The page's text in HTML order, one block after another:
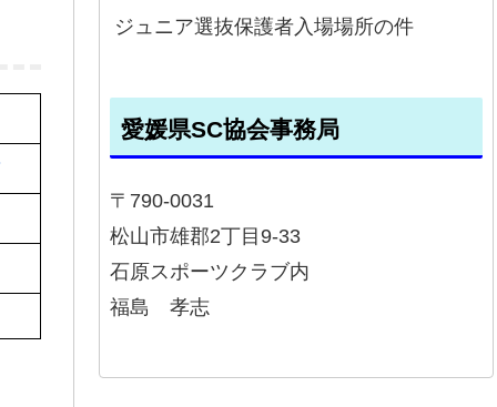
ジュニア選抜保護者入場場所の件
愛媛県SC協会事務局
〒790-0031
松山市雄郡2丁目9-33
石原スポーツクラブ内
福島 孝志